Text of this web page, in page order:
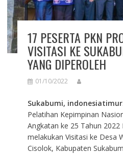
17 PESERTA PKN
VISITASI KE
YANG DIPEROLEH
01/10/2022
Sukabumi,
Pelatihan Kepimpinan
Angkatan ke 25 Tahun 2022
melakukan Visitasi ke Desa
Cisolok, Kabupaten